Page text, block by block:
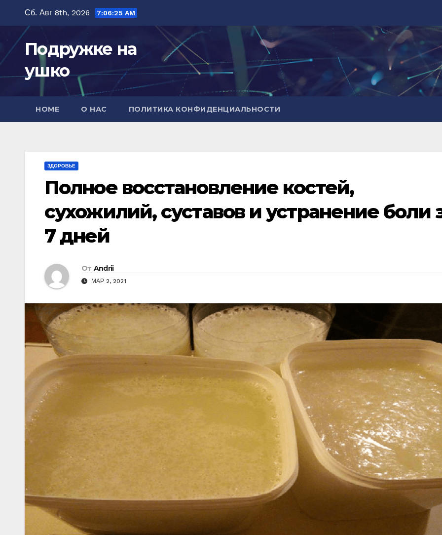
содержимому
Сб. Авг 8th, 2026 7:06:26 AM
Подружке на
ушко
HOME О НАС ПОЛИТИКА КОНФИДЕНЦИАЛЬНОСТИ
ЗДОРОВЬЕ
Полное восстановление костей,
сухожилий, суставов и устранение боли
7 дней
От Andrii
МАР 2, 2021